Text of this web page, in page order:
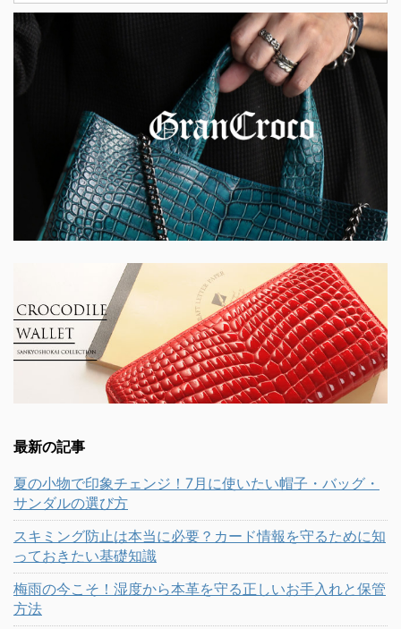
最新の記事
夏の小物で印象チェンジ！7月に使いたい帽子・バッグ・
サンダルの選び方
スキミング防止は本当に必要？カード情報を守るために知
っておきたい基礎知識
梅雨の今こそ！湿度から本革を守る正しいお手入れと保管
方法